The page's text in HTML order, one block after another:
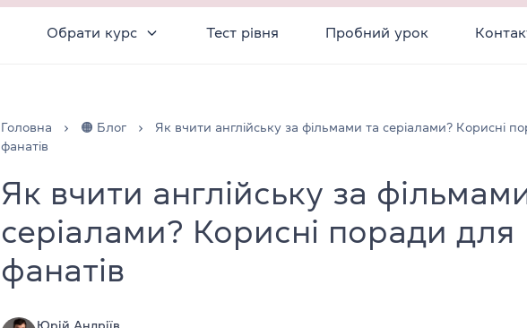
Обрати курс Тест рівня Пробний урок
Головна 🟠 Блог
Як вчити англійську за фільмами та серіалами? Корисні
фанатів
Як вчити англійську за
серіалами? Корисні поради для
фанатів
Юрій Андріїв